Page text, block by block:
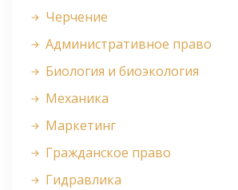
Черчение
Административное право
Биология и биоэкология
Механика
Маркетинг
Гражданское право
Гидравлика